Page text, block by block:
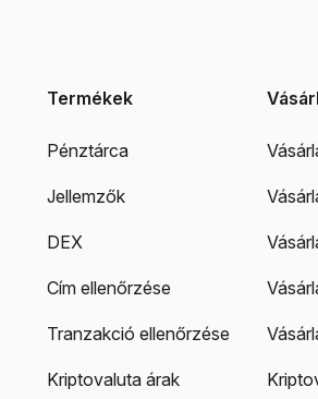
Termékek
Pénztárca
Jellemzők
DEX
Cím ellenőrzése
Tranzakció ellenőrzése
Kriptovaluta árak